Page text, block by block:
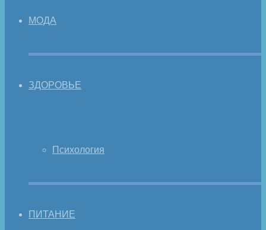
МОДА
ЗДОРОВЬЕ
Психология
ПИТАНИЕ